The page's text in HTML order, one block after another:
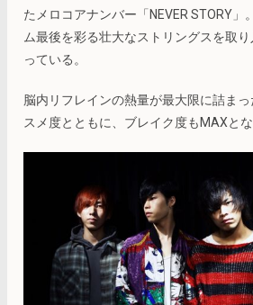
たメロコアナンバー「NEVER STORY」
ム最後を彩る壮大なストリングスを取
っている。
脳内リフレインの熱量が最大限に詰ま
スメ度とともに、ブレイク度もMAXとな